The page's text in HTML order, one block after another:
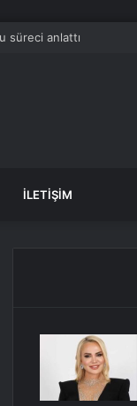
İLETIŞIM